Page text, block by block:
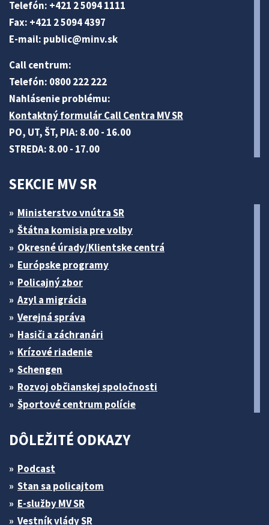
Telefón: +421 2 5094 1111
Fax: +421 2 5094 4397
E-mail: public@minv.sk
Call centrum:
Telefón: 0800 222 222
Nahlásenie problému:
Kontaktný formulár Call Centra MV SR
PO, UT, ŠT, PIA: 8.00 - 16.00
STREDA: 8.00 - 17.00
SEKCIE MV SR
Ministerstvo vnútra SR
Štátna komisia pre volby
Okresné úrady/Klientske centrá
Európske programy
Policajný zbor
Azyl a migrácia
Verejná správa
Hasiči a záchranári
Krízové riadenie
Schengen
Rozvoj občianskej spoločnosti
Športové centrum polície
DÔLEŽITÉ ODKAZY
Podcast
Stan sa policajtom
E-služby MV SR
Vestník vlády SR